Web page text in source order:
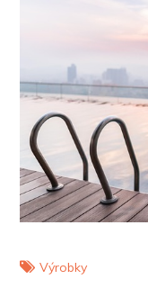
Výrobky